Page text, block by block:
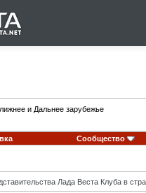
и Дальнее зарубежье
Сообщество
Лада Веста Клуба в